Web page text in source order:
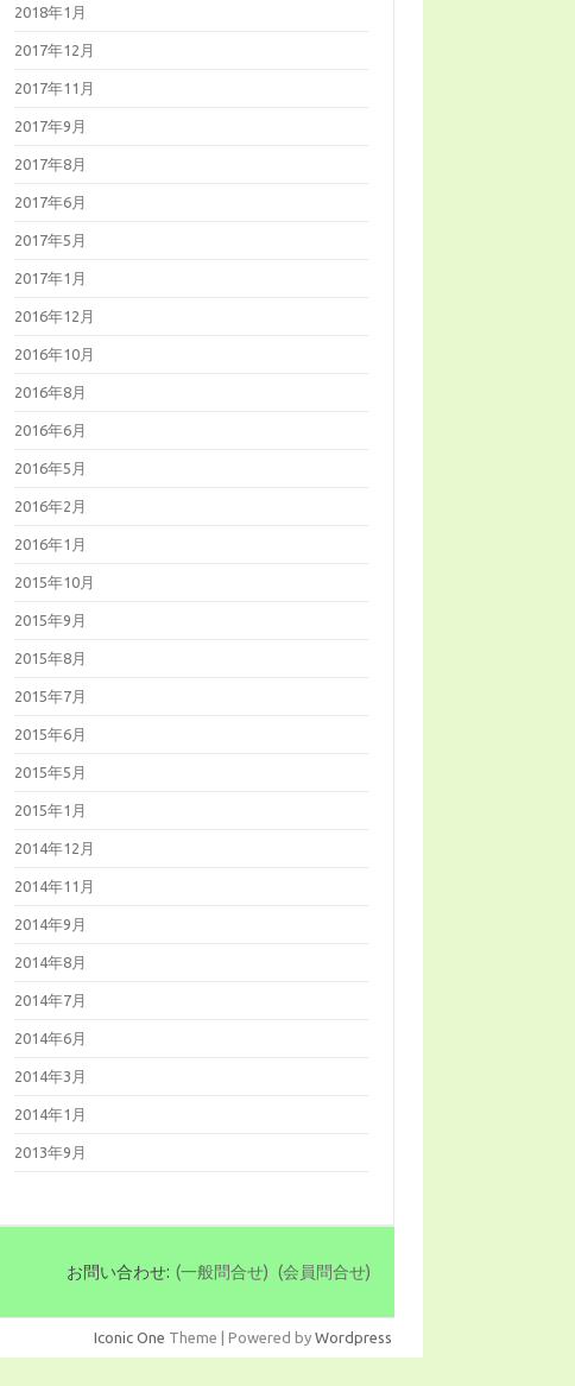
2018年1月
2017年12月
2017年11月
2017年9月
2017年8月
2017年6月
2017年5月
2017年1月
2016年12月
2016年10月
2016年8月
2016年6月
2016年5月
2016年2月
2016年1月
2015年10月
2015年9月
2015年8月
2015年7月
2015年6月
2015年5月
2015年1月
2014年12月
2014年11月
2014年9月
2014年8月
2014年7月
2014年6月
2014年3月
2014年1月
2013年9月
お問い合わせ: (一般問合せ) (会員問合せ)
Iconic One Theme | Powered by Wordpress